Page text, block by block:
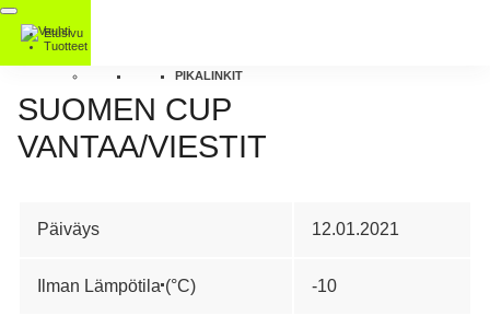
Etusivu
Tuotteet
PIKALINKIT
SUOMEN CUP
VANTAA/VIESTIT
Päiväys 12.01.2021
Ilman Lämpötila (°C) -10